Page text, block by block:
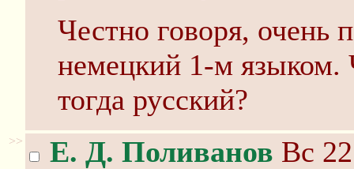
Честно говоря, очень
немецкий 1-м
тогда русский?
>> Е. Д. Поливанов Вс